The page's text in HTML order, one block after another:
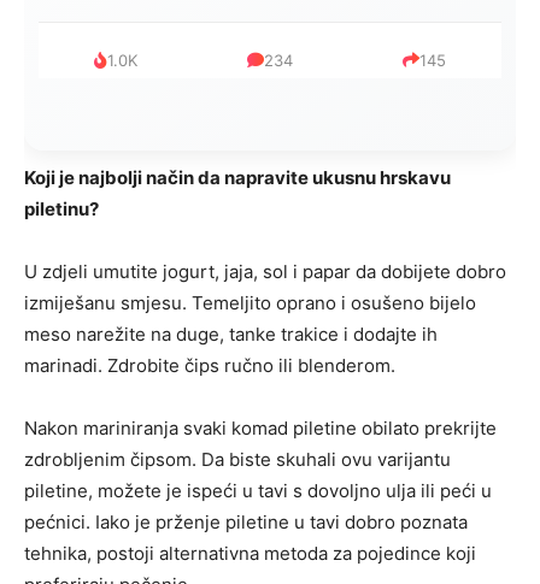
999 321 234
Koji je najbolji način da napravite ukusnu hrskavu
piletinu?
U zdjeli umutite jogurt, jaja, sol i papar da dobijete dobro
izmiješanu smjesu. Temeljito oprano i osušeno bijelo
meso narežite na duge, tanke trakice i dodajte ih
marinadi. Zdrobite čips ručno ili blenderom.
Nakon mariniranja svaki komad piletine obilato prekrijte
zdrobljenim čipsom. Da biste skuhali ovu varijantu
piletine, možete je ispeći u tavi s dovoljno ulja ili peći u
pećnici. Iako je prženje piletine u tavi dobro poznata
tehnika, postoji alternativna metoda za pojedince koji